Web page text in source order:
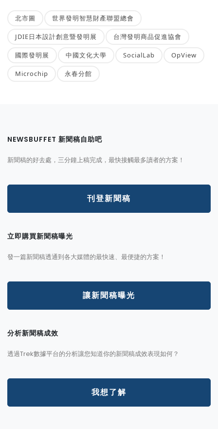
北市圖 世界發明智慧財產聯盟總會
JDIE日本設計創意暨發明展 台灣發明商品促進協會
國際發明展 中國文化大學 SocialLab OpView
Microchip 永春分館
NEWSBUFFET 新聞稿自助吧
新聞稿的好去處，三分鐘上稿完成，最快接觸最多讀者的方案！
刊登新聞稿
立即購買新聞稿曝光
發一篇新聞稿透通到各大媒體的最快速、最便捷的方案！
讓新聞稿曝光
分析新聞稿成效
透過Trek數據平台的分析讓您知道你的新聞稿成效表現如何？
我想了解